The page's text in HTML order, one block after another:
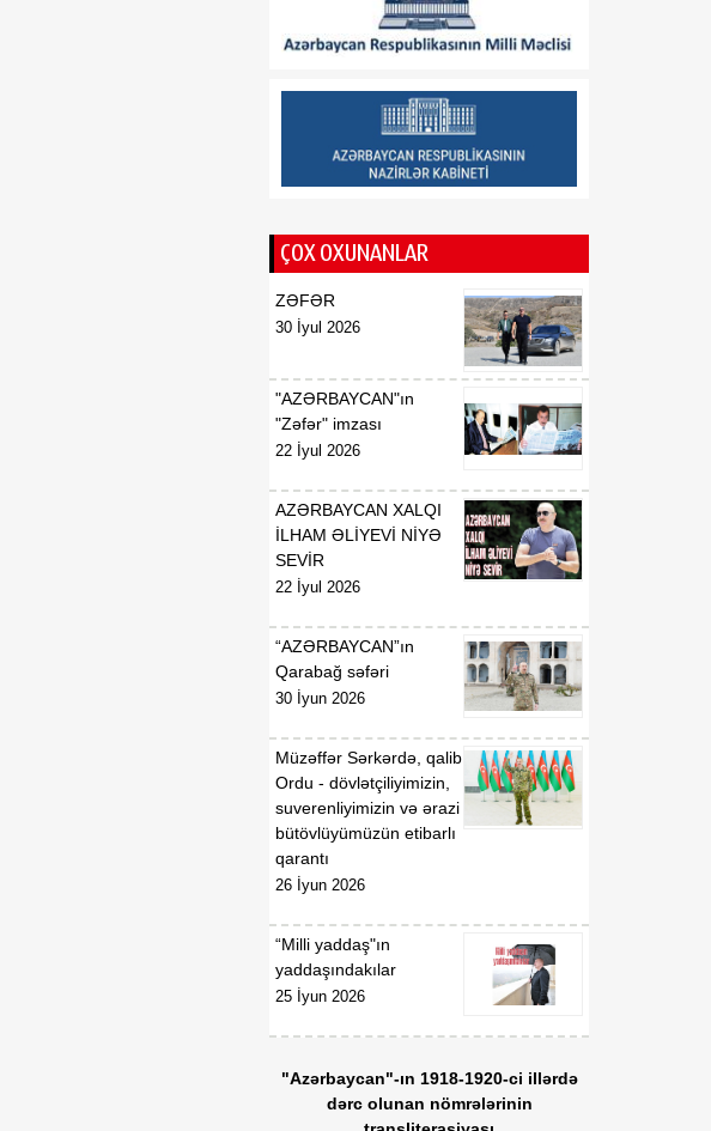
Vaşinqton görüşü
regionda inkişaf və
08 Avqust
Vaşinqton Bəyannaməsi –
işləyən sülh modeli
ÇOX OXUNANLAR
ZƏFƏR
30 İyul 2026
"AZƏRBAYCAN"ın
"Zəfər" imzası
22 İyul 2026
AZƏRBAYCAN XALQI
İLHAM ƏLİYEVİ NİYƏ
SEVİR
22 İyul 2026
“AZƏRBAYCAN”ın
Qarabağ səfəri
30 İyun 2026
Müzəffər Sərkərdə, qalib
Ordu - dövlətçiliyimizin,
suverenliyimizin və ərazi
bütövlüyümüzün etibarlı
qarantı
26 İyun 2026
“Milli yaddaş"ın
yaddaşındakılar
25 İyun 2026
"Azərbaycan"-ın 1918-1920-ci illərdə
dərc olunan nömrələrinin